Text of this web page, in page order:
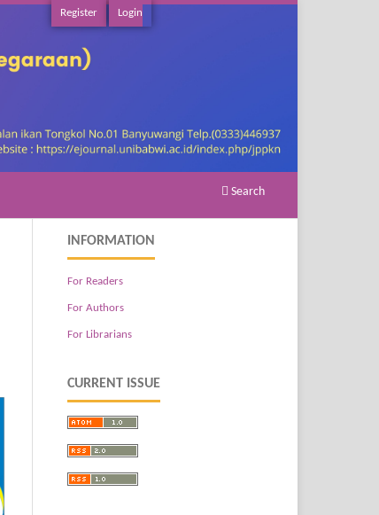
Search
Register Login
INFORMATION
For Readers
For Authors
For Librarians
CURRENT ISSUE